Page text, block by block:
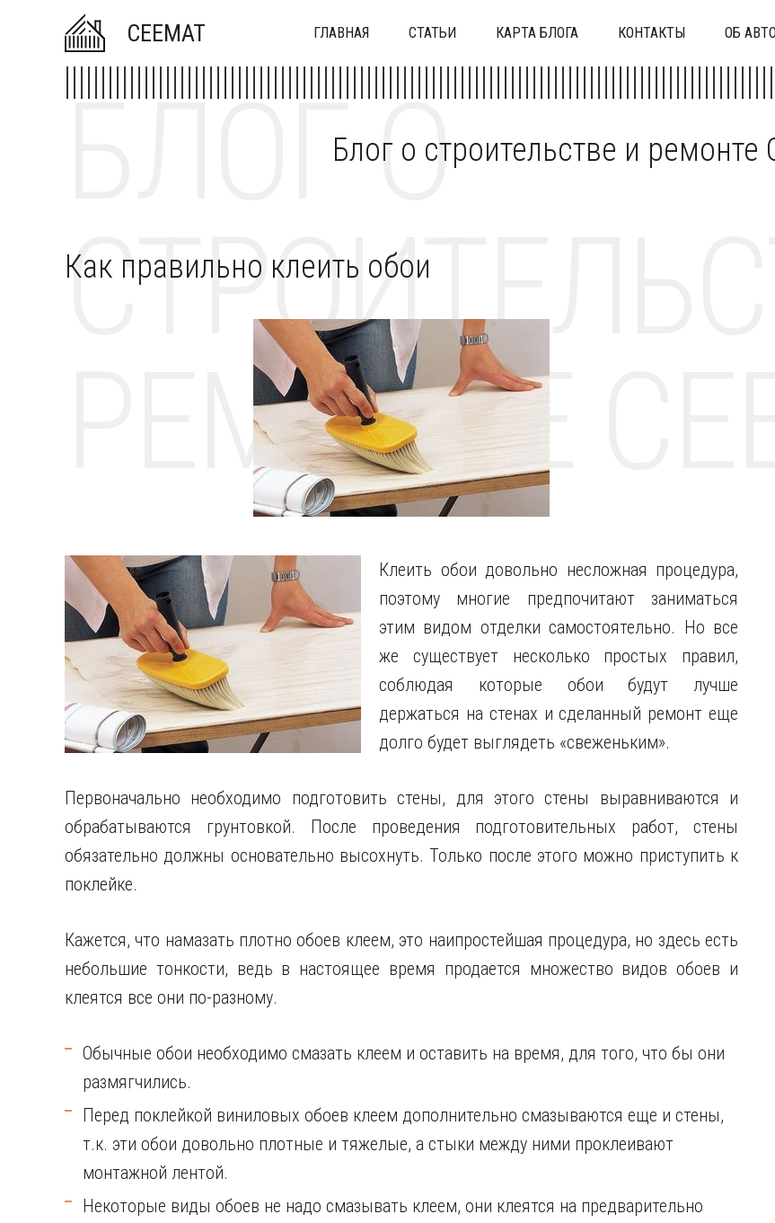
CEEMAT ГЛАВНАЯ СТАТЬИ КАРТА БЛОГА КОНТАКТЫ ОБ
Блог о строительстве и ремонте
БЛОГ О
РЕМОНТЕ
Как правильно клеить обои
Клеить обои довольно несложная процедура,
поэтому многие предпочитают заниматься
этим видом отделки самостоятельно. Но все
же существует несколько простых правил,
соблюдая которые обои будут лучше
держаться на стенах и сделанный ремонт еще
долго будет выглядеть «свеженьким».
Первоначально необходимо подготовить стены, для этого стены выравниваются и
обрабатываются грунтовкой. После проведения подготовительных работ, стены
обязательно должны основательно высохнуть. Только после этого можно приступить к
поклейке.
Кажется, что намазать плотно обоев клеем, это наипростейшая процедура, но здесь есть
небольшие тонкости, ведь в настоящее время продается множество видов обоев и
клеятся все они по-разному.
Обычные обои необходимо смазать клеем и оставить на время, для того, что бы они
размягчились.
Перед поклейкой виниловых обоев клеем дополнительно смазываются еще и стены,
т.к. эти обои довольно плотные и тяжелые, а стыки между ними проклеивают
монтажной лентой.
Некоторые виды обоев не надо смазывать клеем, они клеятся на предварительно